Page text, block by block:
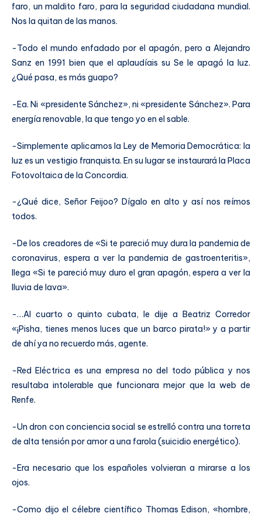
faro, un maldito faro, para la seguridad ciudadana mundial.
Nos la quitan de las manos.
-Todo el mundo enfadado por el apagón, pero a Alejandro
Sanz en 1991 bien que el aplaudíais su Se le apagó la luz.
¿Qué pasa, es más guapo?
-Ea. Ni «presidente Sánchez», ni «presidente Sánchez». Para
energía renovable, la que tengo yo en el sable.
-Simplemente aplicamos la Ley de Memoria Democrática: la
luz es un vestigio franquista. En su lugar se instaurará la Placa
Fotovoltaica de la Concordia.
-¿Qué dice, Señor Feijoo? Dígalo en alto y así nos reímos
todos.
-De los creadores de «Si te pareció muy dura la pandemia de
coronavirus, espera a ver la pandemia de gastroenteritis»,
llega «Si te pareció muy duro el gran apagón, espera a ver la
lluvia de lava».
-…Al cuarto o quinto cubata, le dije a Beatriz Corredor
«¡Pisha, tienes menos luces que un barco pirata!» y a partir
de ahí ya no recuerdo más, agente.
-Red Eléctrica es una empresa no del todo pública y nos
resultaba intolerable que funcionara mejor que la web de
Renfe.
-Un dron con conciencia social se estrelló contra una torreta
de alta tensión por amor a una farola (suicidio energético).
-Era necesario que los españoles volvieran a mirarse a los
ojos.
-Como dijo el célebre científico Thomas Edison, «hombre,